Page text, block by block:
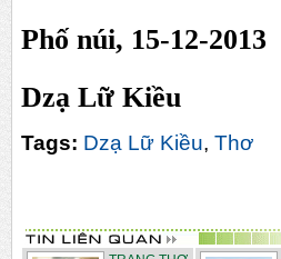
Phố núi, 15-12-2013
Dzạ Lữ Kiều
Tags: Dzạ Lữ Kiều, Thơ